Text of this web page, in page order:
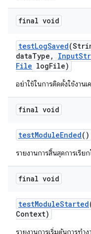
final void
testLogSaved
dataType , Input
File logFile)
อย่าใช้ในการติดตั้งใช้งาน
final void
testModuleEnded()
รายงานการสิ้นสุดการเรีย
final void
testModuleStarted
Context)
รายงานการเริ่มต้นการทำ